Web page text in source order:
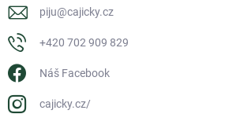
piju@cajicky.cz
+420 702 909 829
Náš Facebook
cajicky.cz/